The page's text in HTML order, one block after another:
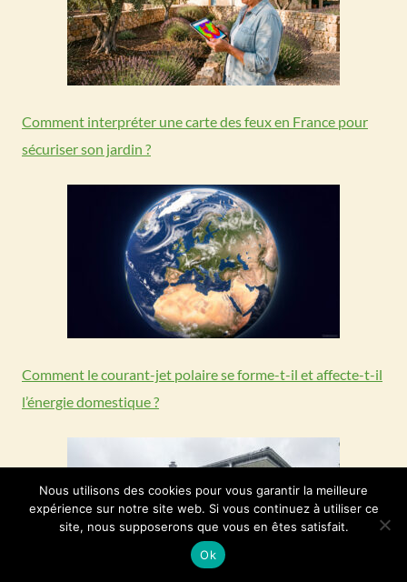
Comment interpréter une carte des feux en France pour
sécuriser son jardin ?
Comment le courant-jet polaire se forme-t-il et affecte-t-il
l’énergie domestique ?
Nous utilisons des cookies pour vous garantir la meilleure
expérience sur notre site web. Si vous continuez à utiliser ce
site, nous supposerons que vous en êtes satisfait.
Ok